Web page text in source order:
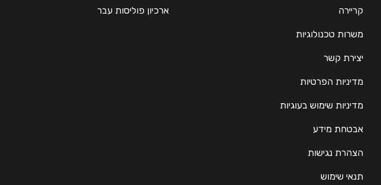
קריירה
משרות טכנולוגיות
יצירת קשר
מדיניות הפרטיות
מדיניות שימוש בעוגיות
אבטחת מידע
הצהרת נגישות
תנאי שימוש
ארכיון פוליסות עבר